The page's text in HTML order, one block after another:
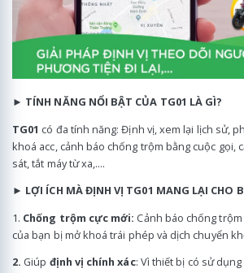
► TÍNH NĂNG NỔI BẬT CỦA TG01 LÀ GÌ?
TG01 có đa tính năng: Định vị, xem lại lịch sử,
khoá acc, cảnh báo chống trộm bằng cuộc gọi,
sát, tắt máy từ xa,....
► LỢI ÍCH MÀ ĐỊNH VỊ TG01 MANG LẠI CHO
1. Chống trộm cực mới: Cảnh báo chống trộm
của bạn bị mở khoá trái phép và dịch chuyển
2. Giúp định vị chính xác: Vì thiết bị có sử dụng